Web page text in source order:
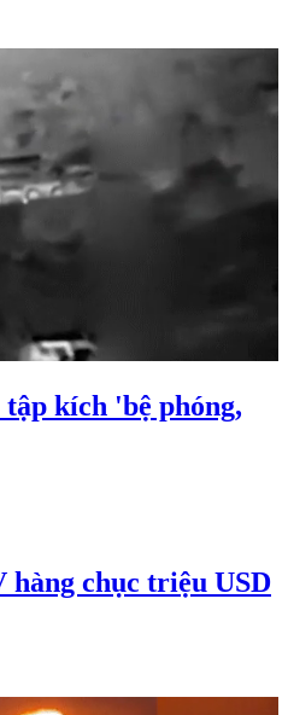
kích 'bệ phóng,
chục triệu USD